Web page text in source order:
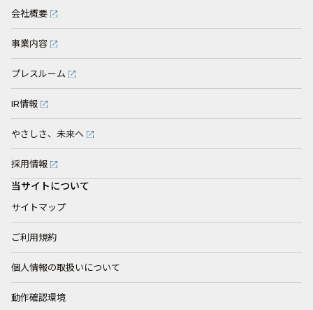
会社概要
事業内容
プレスルーム
IR情報
やさしさ、未来へ
採用情報
当サイトについて
サイトマップ
ご利用規約
個人情報の取扱いについて
動作確認環境